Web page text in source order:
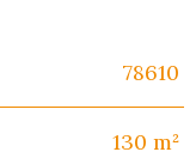
78610
130 m²